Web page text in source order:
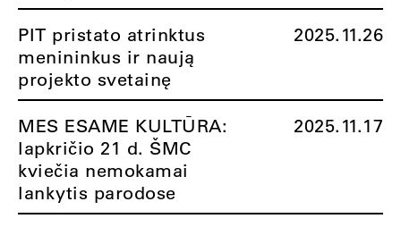
PIT pristato atrinktus
menininkus ir naują
projekto svetainę
2025.11.26
MES ESAME KULTŪRA:
lapkričio 21 d. ŠMC
kviečia nemokamai
lankytis parodose
2025.11.17